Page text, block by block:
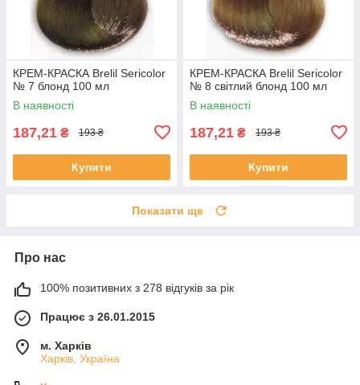
КРЕМ-КРАСКА Brelil Sericolor
№ 7 блонд 100 мл
В наявності
187,21 ₴ 193 ₴
Купити
КРЕМ-КРАСКА Brelil Sericolor
№ 8 світлий блонд 100 мл
В наявності
187,21 ₴ 193 ₴
Купити
Показати ще
Про нас
100% позитивних з 278 відгуків за рік
Працює з 26.01.2015
м. Харків
Харків, Україна